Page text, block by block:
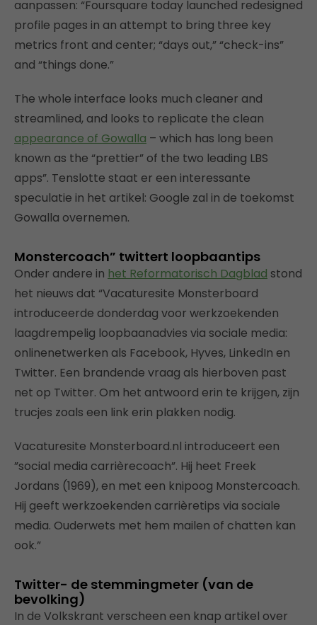
aanpassen: “Foursquare today launched redesigned
profile pages in an attempt to bring three key
metrics front and center; “days out,” “check-ins”
and “things done.”
The whole interface looks much cleaner and
streamlined, and looks to replicate the clean
appearance of Gowalla – which has long been
known as the “prettier” of the two leading LBS
apps”. Tenslotte staat er een interessante
speculatie in het artikel: Google zal in de toekomst
Gowalla overnemen.
Monstercoach” twittert loopbaantips
Onder andere in het Reformatorisch Dagblad stond
het nieuws dat “Vacaturesite Monsterboard
introduceerde donderdag voor werkzoekenden
laagdrempelig loopbaanadvies via sociale media:
onlinenetwerken als Facebook, Hyves, LinkedIn en
Twitter. Een brandende vraag als hierboven past
net op Twitter. Om het antwoord erin te krijgen, zijn
trucjes zoals een link erin plakken nodig.
Vacaturesite Monsterboard.nl introduceert een
”social media carrièrecoach”. Hij heet Freek
Jordans (1969), en met een knipoog Monstercoach.
Hij geeft werkzoekenden carrièretips via sociale
media. Ouderwets met hem mailen of chatten kan
ook.”
Twitter- de stemmingmeter (van de
bevolking)
In de Volkskrant verscheen een knap artikel over